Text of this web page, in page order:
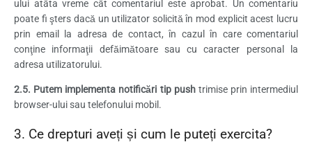
ului atâta vreme cât comentariul este aprobat. Un comentariu
poate fi şters dacă un utilizator solicită în mod explicit acest lucru
prin email la adresa de contact, în cazul în care comentariul
conţine informaţii defăimătoare sau cu caracter personal la
adresa utilizatorului.
2.5. Putem implementa notificări tip pushtrimise prin intermediul
browser-ului sau telefonului mobil.
3. Ce drepturi aveți și cum le puteți exercita?